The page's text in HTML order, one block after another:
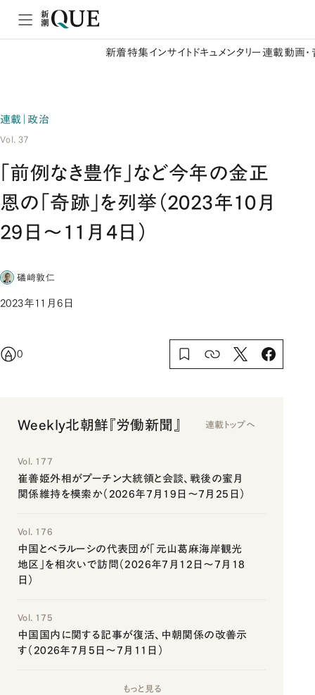
新着特集 インサイト ドキュメンタリー 連載動画
連載｜政治
Vol. 37
「前例なき豊作」など今年の金正
恩の「奇跡」を列挙（2023年10月
29日～11月4日）
礒﨑敦仁
2023年11月6日
0
Weekly北朝鮮『労働新聞』 連載トップへ
Vol. 177
崔善姫外相がプーチン大統領と会談、戦後の蜜月
関係維持を模索か（2026年7月19日～7月25日）
Vol. 176
中国とベラルーシの代表団が「元山葛麻海岸観光
地区」を相次いで訪問（2026年7月12日～7月18
日）
Vol. 175
中国国内に関する記事が復活、中朝関係の改善示
す（2026年7月5日～7月11日）
もっと見る